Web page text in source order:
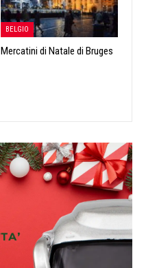
BELGIO
Mercatini di Natale di Bruges